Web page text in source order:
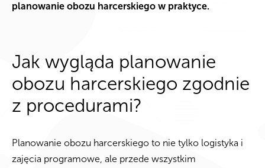
planowanie obozu harcerskiego w praktyce.
Jak wygląda planowanie
obozu harcerskiego zgodnie
z procedurami?
Planowanie obozu harcerskiego to nie tylko logistyka i
zajęcia programowe, ale przede wszystkim